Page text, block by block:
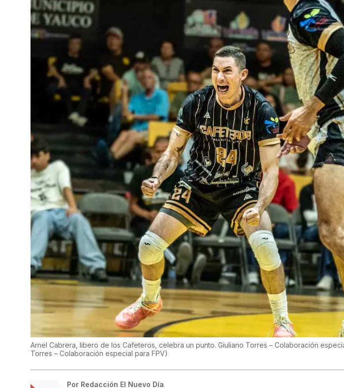
Arnel Cabrera, libero de los Cafeteros, celebra un punto. Giuliano Torres – Colaboración
Torres – Colaboración especial para FPV)
Por Redacción El Nuevo Día